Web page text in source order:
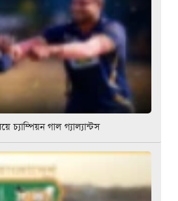
চ্যাম্পিয়ন গাল গ্যাল্যান্টস